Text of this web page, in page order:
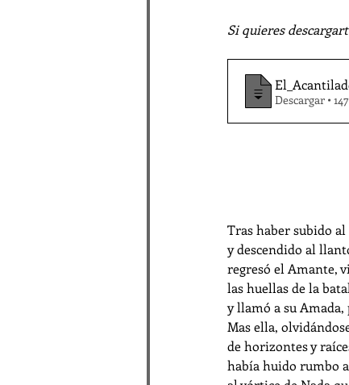
Si quieres
Tras haber subido
y descendido al
regresó el Amante,
las huellas de la
y llamó a su Amada,
Mas ella,
de horizontes y
había huido rumbo